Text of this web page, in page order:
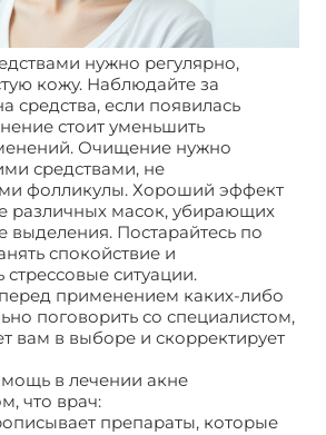
нужно регулярно,
кожу. Наблюдайте за
средства, если появилась
стоит уменьшить
Очищение нужно
средствами, не
фолликулы. Хороший эффект
различных масок, убирающих
Постарайтесь по
спокойствие и
ситуации.
применением каких-либо
поговорить со специалистом,
вам в выборе и скорректирует
в лечении акне
что врач:
препараты, которые